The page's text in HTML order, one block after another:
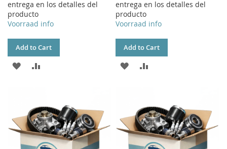
entrega en los detalles del
producto
Voorraad info
Add to Cart
ADD
LIST
entrega en los detalles del
producto
Voorraad info
Add to Cart
ADD
LIST